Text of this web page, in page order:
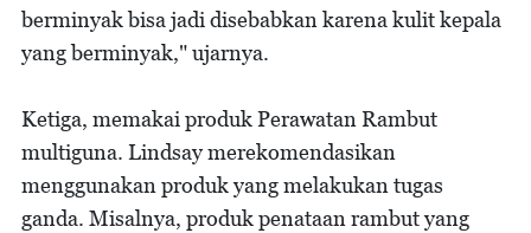
berminyak bisa jadi disebabkan karena kulit kepala
yang berminyak," ujarnya.
Ketiga, memakai produk Perawatan Rambut
multiguna. Lindsay merekomendasikan
menggunakan produk yang melakukan tugas
ganda. Misalnya, produk penataan rambut yang